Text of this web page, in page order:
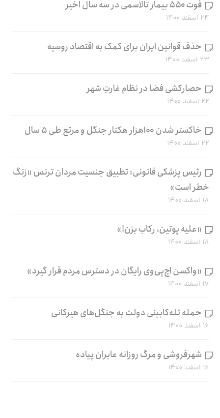
فوت ۵۵۰ بیمار تالاسمی در سه سال اخیر
۲۴ اسفند ۱۴۰۰
حذف قوانین ایران برای کمک به اقتصاد روسیه
۲۳ اسفند ۱۴۰۰
حصارکشی فضا در نظام غارتِ شهر
۲۲ اسفند ۱۴۰۰
خاکستر شدن ۱۰۰هزار هکتار جنگل و مرتع طی ۵ سال
۲۲ اسفند ۱۴۰۰
رئیس پزشکی قانونی: تطبیق جنسیت مردان ترنس «زنگ
خطر است»
۱۸ اسفند ۱۴۰۰
«علیه پوتین، رکاب بزن!»
۱۸ اسفند ۱۴۰۰
«واکسن اچ‌پی‌وی رایگان در دسترس مردم قرار گیرد»
۱۷ اسفند ۱۴۰۰
حمله تله‌کابینی دولت به جنگل‌های هیرکانی
۱۶ اسفند ۱۴۰۰
شهرفروشی و مرگ روزانه عابران پیاده
۱۶ اسفند ۱۴۰۰